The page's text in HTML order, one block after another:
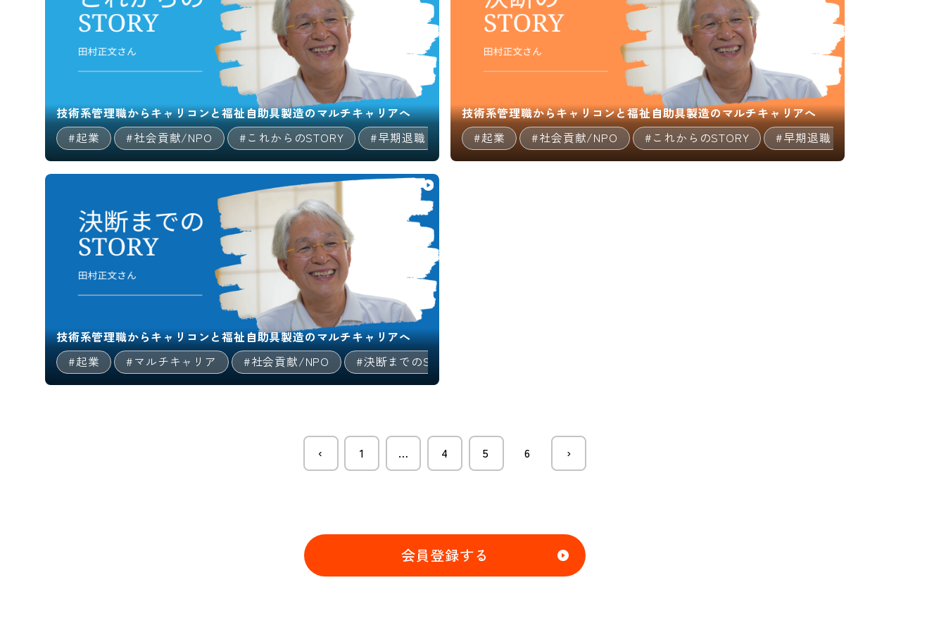
技術系管理職からキャリコンと福祉自助具製造のマルチキャリアへ
#起業
#社会貢献/NPO #これからのSTORY #早期退職 #技術/開発職/エンジニア #キャリア/教育 #個人事業主 #マルチキャリア
技術系管理職からキャリコンと福祉自助具製造のマルチキャリアへ
#起業
#社会貢献/NPO #これからのSTORY #早期退職
技術系管理職からキャリコンと福祉自助具製造のマルチキャリアへ
#起業
#マルチキャリア #社会貢献/NPO #決断までのSTORY
‹ 1 … 4 5 6 ›
会員登録する